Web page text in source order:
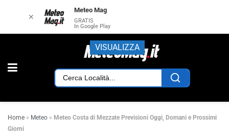
Home » Meteo » Meteo Costa di Mezzate Previsioni Oggi, Domani e Prossimi
Giorni
✕
Meteo Mag
GRATIS
In Google Play
VISUALIZZA